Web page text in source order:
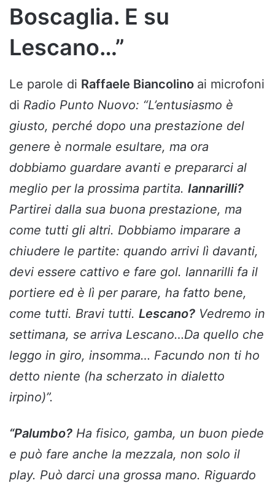
Boscaglia. E su
Lescano…”
Le parole di Raffaele Biancolino ai microfoni
di Radio Punto Nuovo: “L’entusiasmo è
giusto, perché dopo una prestazione del
genere è normale esultare, ma ora
dobbiamo guardare avanti e prepararci al
meglio per la prossima partita. Iannarilli?
Partirei dalla sua buona prestazione, ma
come tutti gli altri. Dobbiamo imparare a
chiudere le partite: quando arrivi lì davanti,
devi essere cattivo e fare gol. Iannarilli fa il
portiere ed è lì per parare, ha fatto bene,
come tutti. Bravi tutti. Lescano? Vedremo in
settimana, se arriva Lescano…Da quello che
leggo in giro, insomma… Facundo non ti ho
detto niente (ha scherzato in dialetto
irpino)”.
“Palumbo? Ha fisico, gamba, un buon piede
e può fare anche la mezzala, non solo il
play. Può darci una grossa mano. Riguardo